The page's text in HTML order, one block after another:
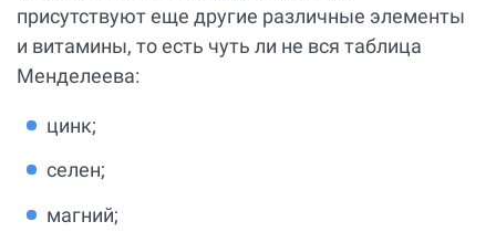
присутствуют еще другие различные элементы
и витамины, то есть чуть ли не вся таблица
Менделеева:
цинк;
селен;
магний;